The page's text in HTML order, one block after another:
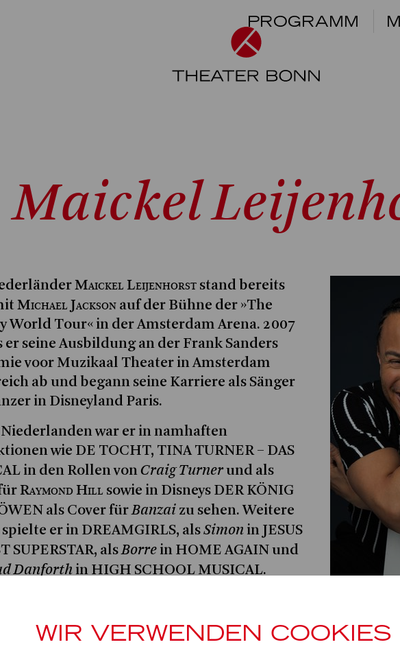
PROGRAMM
Maickel
Maickel Leijenhorst stand bereits
Michael Jackson auf der Bühne der »The
World Tour« in der Amsterdam Arena. 2007
er seine Ausbildung an der Frank Sanders
voor Muzikaal Theater in Amsterdam
ab und begann seine Karriere als Sänger
in Disneyland Paris.
war er in namhaften
wie DE TOCHT, TINA TURNER – DAS
in den Rollen vonCraig Turnerund als
Raymond Hill sowie in Disneys DER KÖNIG
als Cover fürBanzai zu sehen. Weitere
er in DREAMGIRLS, alsSimon in JESUS
SUPERSTAR, alsBorre in HOME AGAIN und
Danforth in HIGH SCHOOL MUSICAL.
Raum trat
HAIR als
Bertund in SHREK – DAS
auf, wo er als Cover für die Rolle desEsels
WIR VERWENDEN COOKIES